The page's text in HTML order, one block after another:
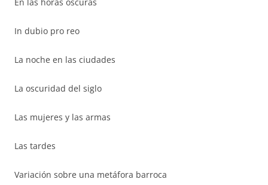
In dubio pro reo
La noche en las ciudades
La oscuridad del siglo
Las mujeres y las armas
Las tardes
Variación sobre una metáfora barroca